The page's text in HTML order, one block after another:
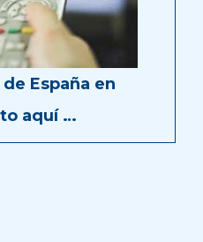
España en
aquí …